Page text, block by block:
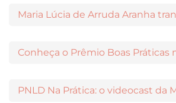
Conheça o Prêmio Boas Práticas